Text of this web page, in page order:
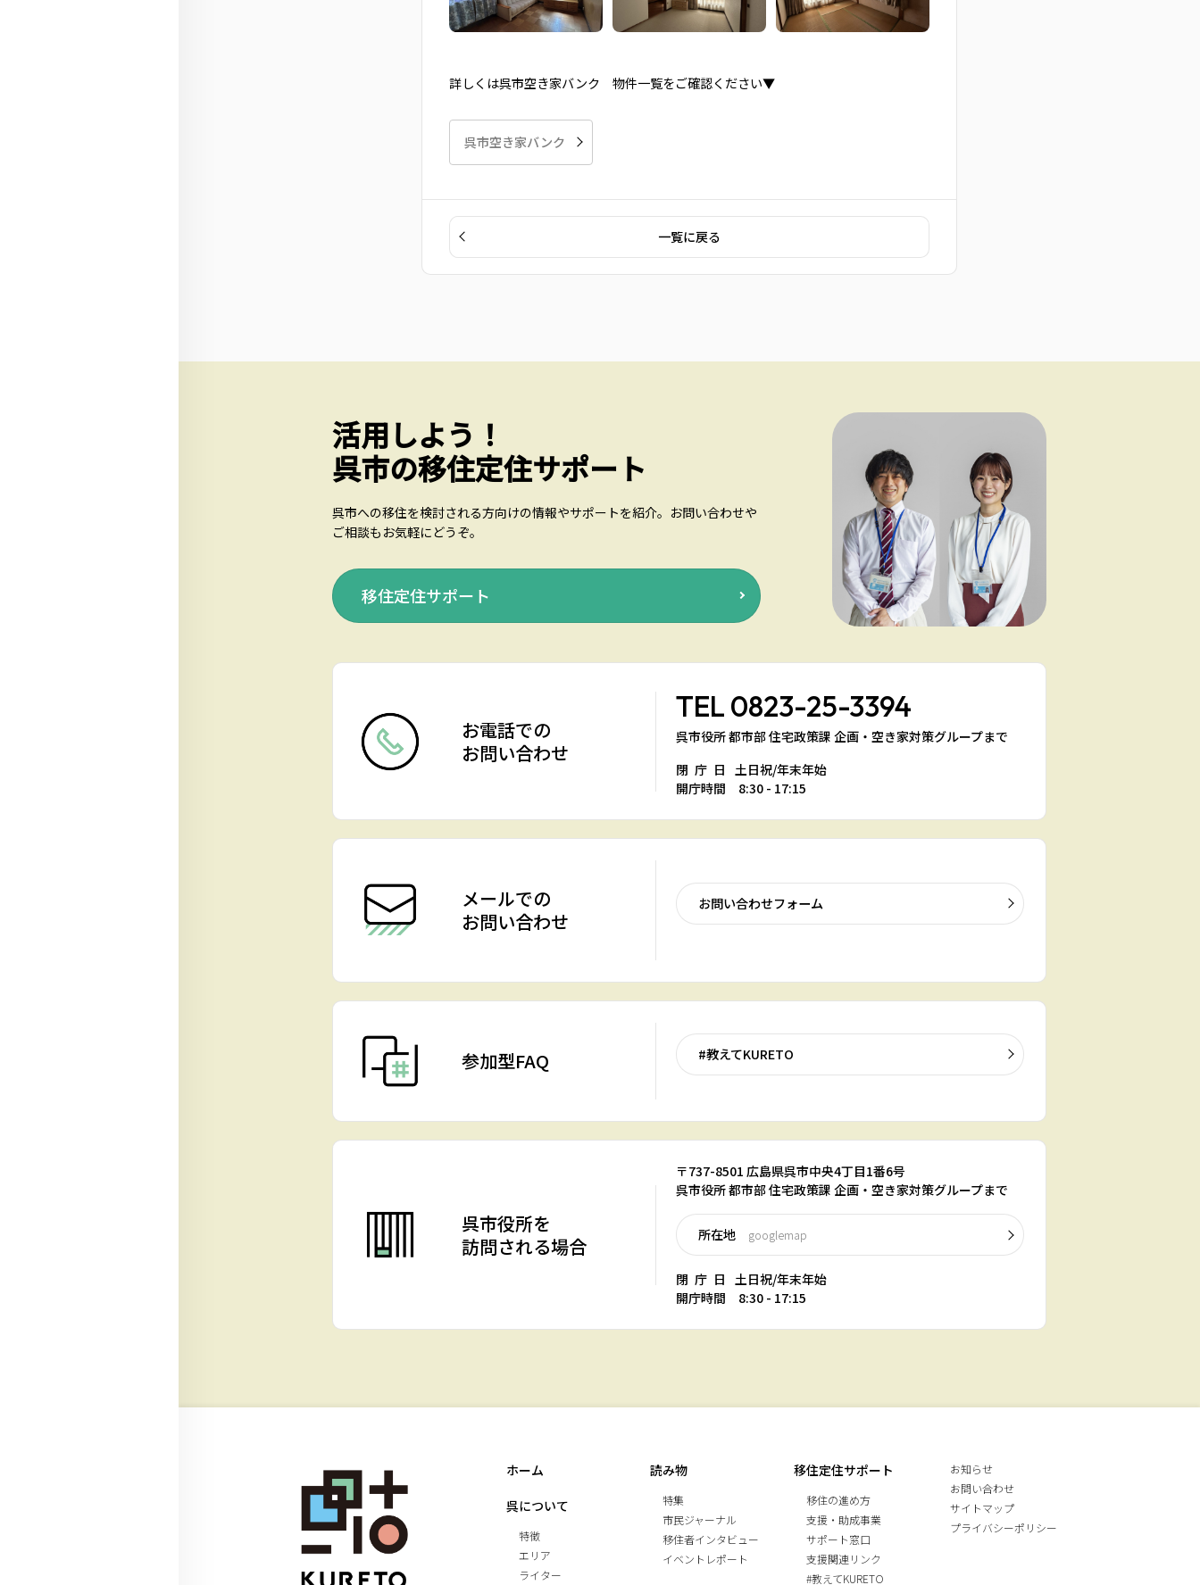
詳しくは呉市空き家バンク 物件一覧をご確認ください▼
呉市空き家バンク
一覧に戻る
活用しよう！
呉市の移住定住サポート
呉市への移住を検討される方向けの情報やサポートを紹介。お問い合わせや
ご相談もお気軽にどうぞ。
移住定住サポート
お電話での
お問い合わせ
TEL 0823-25-3394
呉市役所 都市部 住宅政策課 企画・空き家対策グループまで
閉庁日 土日祝/年末年始
開庁時間 8:30 - 17:15
メールでの
お問い合わせ
お問い合わせフォーム
参加型FAQ #教えてKURETO
呉市役所を
訪問される場合
〒737-8501 広島県呉市中央4丁目1番6号
呉市役所 都市部 住宅政策課 企画・空き家対策グループまで
所在地 googlemap
閉庁日 土日祝/年末年始
開庁時間 8:30 - 17:15
ホーム
呉について
特徴
エリア
ライター
読み物
特集
市民ジャーナル
移住者インタビュー
イベントレポート
移住定住サポート
移住の進め方
支援・助成事業
サポート窓口
支援関連リンク
#教えてKURETO
お知らせ
お問い合わせ
サイトマップ
プライバシーポリシー